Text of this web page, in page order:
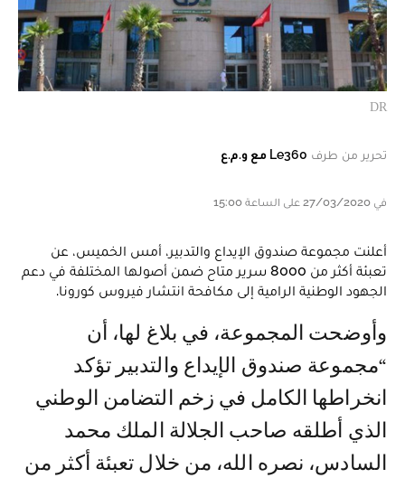
DR
تحرير من طرف Le360 مع و.م.ع
في 27/03/2020 على الساعة 15:00
أعلنت مجموعة صندوق الإيداع والتدبير، أمس الخميس، عن
تعبئة أكثر من 8000 سرير متاح ضمن أصولها المختلفة في دعم
الجهود الوطنية الرامية إلى مكافحة انتشار فيروس كورونا.
وأوضحت المجموعة، في بلاغ لها، أن
“مجموعة صندوق الإيداع والتدبير تؤكد
انخراطها الكامل في زخم التضامن الوطني
الذي أطلقه صاحب الجلالة الملك محمد
السادس، نصره الله، من خلال تعبئة أكثر من